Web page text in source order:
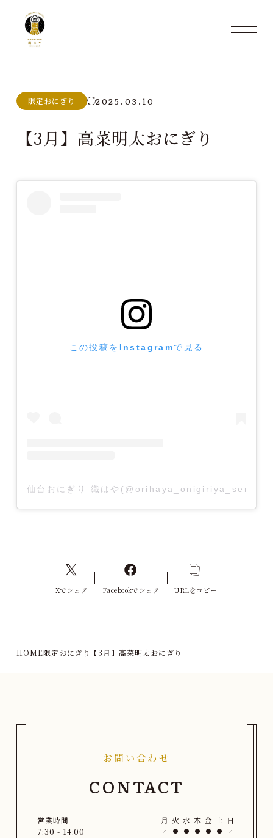
限定おにぎり 2025.03.10
【3月】高菜明太おにぎり
この投稿をInstagramで見る
仙台おにぎり 織はや(@orihaya_onigiriya_sendai)
Xでシェア Facebookでシェア URLをコピー
HOME限定おにぎり 【3月】高菜明太おにぎり
お問い合わせ
CONTACT
営業時間 月 火 水 木 金 土 日
7:30 - 14:00